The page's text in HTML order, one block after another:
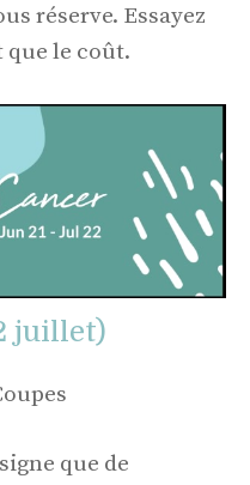
réserve. Essayez
le coût.
juillet)
que de